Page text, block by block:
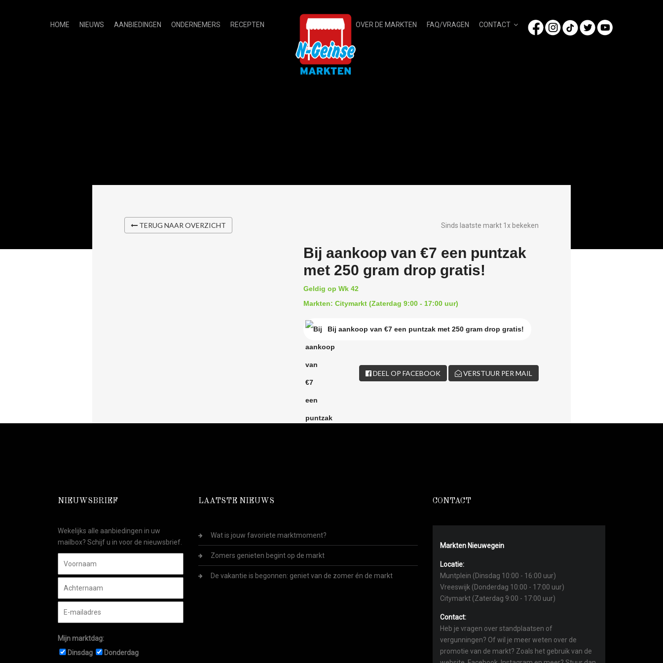
HOME NIEUWS AANBIEDINGEN ONDERNEMERS RECEPTEN OVER DE MARKTEN FAQ/VRAGEN CONTACT
TERUG NAAR OVERZICHT Sinds laatste markt 1x bekeken
Bij aankoop van €7 een puntzak
met 250 gram drop gratis!
Geldig op Wk 42
Markten: Citymarkt (Zaterdag 9:00 - 17:00 uur)
Bij aankoop van €7 een puntzak met 250 gram drop gratis!
DEEL OP FACEBOOK VERSTUUR PER MAIL
NIEUWSBRIEF
Wekelijks alle aanbiedingen in uw
mailbox? Schijf u in voor de nieuwsbrief.
Mijn marktdag:
Dinsdag
Donderdag
LAATSTE NIEUWS
Wat is jouw favoriete marktmoment?
Zomers genieten begint op de markt
De vakantie is begonnen: geniet van de zomer én de markt
CONTACT
Markten Nieuwegein
Locatie:
Muntplein (Dinsdag 10:00 - 16:00 uur)
Vreeswijk (Donderdag 10:00 - 17:00 uur)
Citymarkt (Zaterdag 9:00 - 17:00 uur)
Contact:
Heb je vragen over standplaatsen of
vergunningen? Of wil je meer weten over de
promotie van de markt? Zoals het gebruik van de